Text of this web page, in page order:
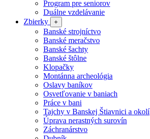
Program pre seniorov
Duálne vzdelávanie
Zbierky
+
Banské strojníctvo
Banské meračstvo
Banské šachty
Banské štôlne
Klopačky
Montánna archeológia
Oslavy baníkov
Osvetľovanie v baniach
Práce v bani
Tajchy v Banskej Štiavnici a okolí
Úprava nerastných surovín
Záchranárstvo